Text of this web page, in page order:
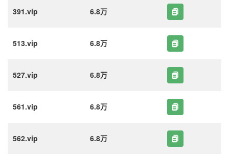
391.vip 6.8万
513.vip 6.8万
527.vip 6.8万
561.vip 6.8万
562.vip 6.8万